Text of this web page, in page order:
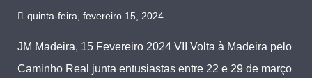
quinta-feira, fevereiro 15, 2024
JM Madeira, 15 Fevereiro 2024 VII Volta à Madeira pelo
Caminho Real junta entusiastas entre 22 e 29 de março